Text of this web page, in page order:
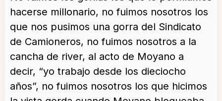
hacerse millonario, no fuimos nosotros los
que nos pusimos una gorra del Sindicato
de Camioneros, no fuimos nosotros a la
cancha de river, al acto de Moyano a
decir, “yo trabajo desde los dieciocho
años”, no fuimos nosotros los que hicimos